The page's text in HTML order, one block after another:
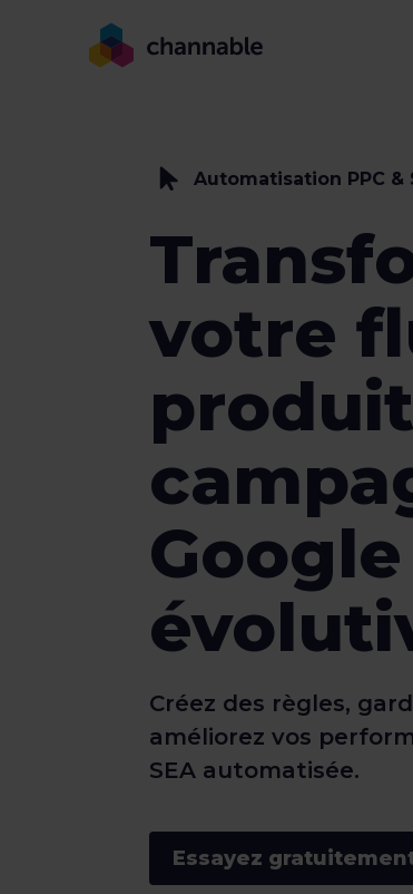
Automatisation PPC &
votre
Créez des règles,
améliorez vos
SEA automatisée.
Essayez